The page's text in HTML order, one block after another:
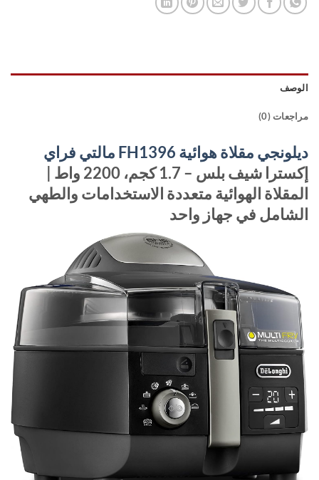
الوصف
مراجعات (0)
ديلونجي مقلاة هوائية FH1396 مالتي فراي
إكسترا شيف بلس –
1.7 كجم، 2200 واط |
المقلاة الهوائية متعددة الاستخدامات والطهي
الشامل في جهاز واحد